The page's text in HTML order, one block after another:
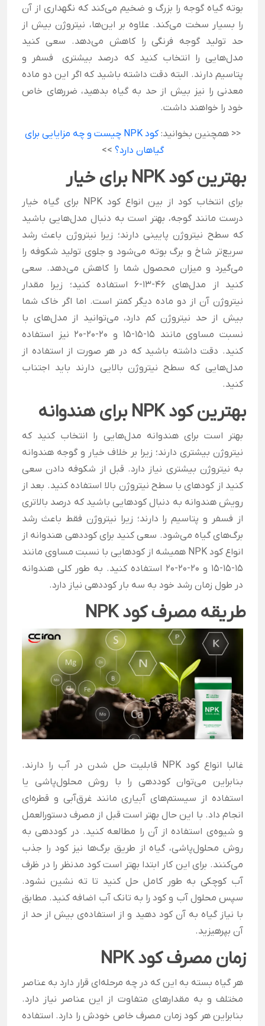
بوته گیاه گوجه را بزرگ و ضخیم می‌کند که نگهداری از آن
را بسیار سخت می‌کند. علاوه بر این‌ها، نیتروژن بیش از
حد تولید گوجه فرنگی را کاهش می‌دهد. سعی کنید
مدل‌هایی را انتخاب کنید که درصد بیشتری فسفر و
پتاسیم دارند. البته دقت داشته باشید که اگر این دو ماده
معدنی را نیز بیش از حد به گیاه بدهید، ضرر‌های خاص
خود را خواهند داشت.
<< همچنین بخوانید:
کود NPK چیست و چه مزایایی برای
گیاهان دارد؟ >>
بهترین کود NPK برای خیار
برای انتخاب کود از بین انواع کود NPK برای گیاه خیار
درست مانند گوجه، بهتر است به دنبال مدل‌هایی باشید
که سطح نیتروژن پایینی دارند؛ زیرا نیتروژن باعث رشد
سریع‌تر شاخ و برگ بوته می‌شود و جلوی تولید شکوفه را
می‌گیرد و میزان محصول شما را کاهش می‌دهد. سعی
کنید از مدل‌های 46-13-6 استفاده کنید؛ زیرا مقدار
نیتروژن آن از دو ماده دیگر کمتر است. اما اگر خاک شما
بیش از حد نیتروژن کم دارد، می‌توانید از مدل‌های با
نسبت مساوی مانند 15-15-15 و 20-20-20 نیز استفاده
کنید. دقت داشته باشید که در هر صورت از استفاده از
مدل‌هایی که سطح نیتروژن بالایی دارند باید اجتناب
کنید.
بهترین کود NPK برای هندوانه
بهتر است برای هندوانه مدل‌هایی را انتخاب کنید که
نیتروژن بیشتری دارند؛ زیرا بر خلاف خیار و گوجه هندوانه
به نیتروژن بیشتری نیاز دارد. قبل از شکوفه دادن سعی
کنید از کودهای با سطح نیتروژن بالا استفاده کنید. بعد از
رویش هندوانه به دنبال کودهایی باشید که درصد بالاتری
از فسفر و پتاسیم را دارند؛ زیرا نیتروژن فقط باعث رشد
برگ‌های گیاه می‌شود. سعی کنید برای کوددهی هندوانه از
انواع کود NPK همیشه از کودهایی با نسبت مساوی مانند
15-15-15 و 20-20-20 استفاده کنید. به طور کلی هندوانه
در طول زمان رشد خود به سه بار کوددهی نیاز دارد.
طریقه مصرف کود NPK
غالبا انواع کود NPK قابلیت حل شدن در آب را دارند.
بنابراین می‌توان کوددهی را با روش محلول‌پاشی یا
استفاده از سیستم‌های آبیاری مانند غرق‌آبی و قطره‌ای
انجام داد. با این حال بهتر است قبل از مصرف دستورالعمل
و شیوه‌ی استفاده از آن را مطالعه کنید. در کوددهی به
روش محلول‌پاشی، گیاه از طریق برگ‌ها نیز کود را جذب
می‌کنند. برای این کار ابتدا بهتر است کود مدنظر را در ظرف
آب کوچکی به طور کامل حل کنید تا ته نشین نشود.
سپس محلول آب و کود را به تانک آب اضافه کنید. مطابق
با نیاز گیاه به آن کود دهید و از استفاده‌ی بیش از حد از
آن بپرهیزید.
زمان مصرف کود NPK
هر گیاه بسته به این که در چه مرحله‌ای قرار دارد به عناصر
مختلف و به مقدارهای متفاوت از این عناصر نیاز دارد.
بنابراین هر کود زمان مصرف خاص خودش را دارد. استفاده